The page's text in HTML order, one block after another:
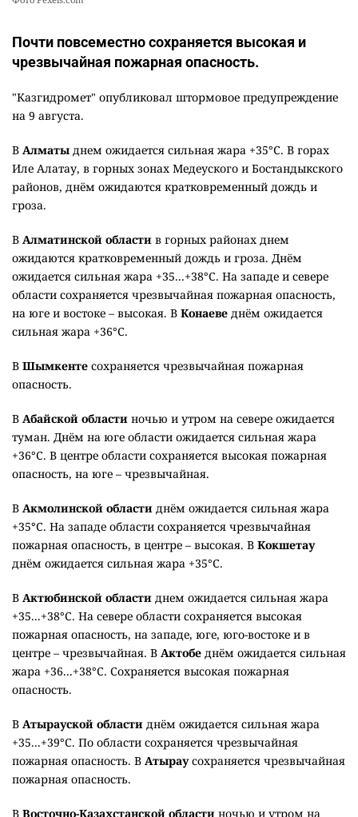
Почти повсеместно сохраняется высокая и
чрезвычайная пожарная опасность.
"Казгидромет" опубликовал штормовое предупреждение
на 9 августа.
В Алматы днем ожидается сильная жара +35°C. В горах
Иле Алатау, в горных зонах Медеуского и Бостандыкского
районов, днём ожидаются кратковременный дождь и
гроза.
В Алматинской области в горных районах днем
ожидаются кратковременный дождь и гроза. Днём
ожидается сильная жара +35...+38°C. На западе и севере
области сохраняется чрезвычайная пожарная опасность,
на юге и востоке – высокая. В Конаеве днём ожидается
сильная жара +36°C.
В Шымкенте сохраняется чрезвычайная пожарная
опасность.
В Абайской области ночью и утром на севере ожидается
туман. Днём на юге области ожидается сильная жара
+36°C. В центре области сохраняется высокая пожарная
опасность, на юге – чрезвычайная.
В Акмолинской области днём ожидается сильная жара
+35°C. На западе области сохраняется чрезвычайная
пожарная опасность, в центре – высокая. В Кокшетау
днём ожидается сильная жара +35°C.
В Актюбинской области днем ожидается сильная жара
+35...+38°C. На севере области сохраняется высокая
пожарная опасность, на западе, юге, юго-востоке и в
центре – чрезвычайная. В Актобе днём ожидается сильная
жара +36...+38°C. Сохраняется высокая пожарная
опасность.
В Атырауской области днём ожидается сильная жара
+35...+39°C. По области сохраняется чрезвычайная
пожарная опасность. В Атыраусохраняется чрезвычайная
пожарная опасность.
В Восточно-Казахстанской области ночью и утром на